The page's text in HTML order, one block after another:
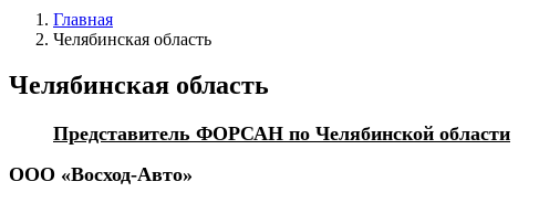
Главная
Челябинская область
Челябинская область
Представитель ФОРСАН по Челябинской области
ООО «Восход-Авто»